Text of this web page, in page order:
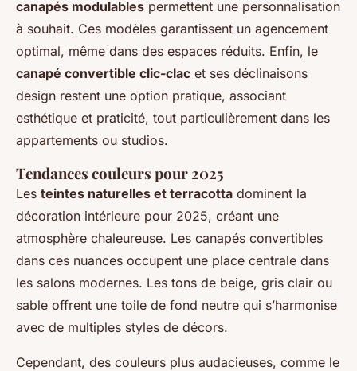
canapés modulables permettent une personnalisation
à souhait. Ces modèles garantissent un agencement
optimal, même dans des espaces réduits. Enfin, le
canapé convertible clic-clac et ses déclinaisons
design restent une option pratique, associant
esthétique et praticité, tout particulièrement dans les
appartements ou studios.
Tendances couleurs pour 2025
Les teintes naturelles et terracotta dominent la
décoration intérieure pour 2025, créant une
atmosphère chaleureuse. Les canapés convertibles
dans ces nuances occupent une place centrale dans
les salons modernes. Les tons de beige, gris clair ou
sable offrent une toile de fond neutre qui s’harmonise
avec de multiples styles de décors.
Cependant, des couleurs plus audacieuses, comme le